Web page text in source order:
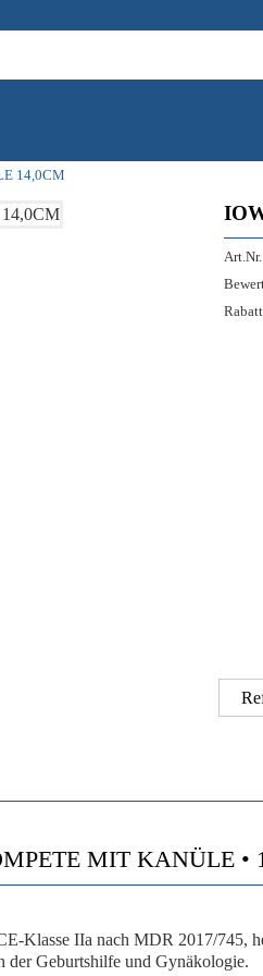
14,0CM
MIT KANÜLE •
Klasse IIa nach MDR 2017/745,
der Geburtshilfe und Gynäkologie.